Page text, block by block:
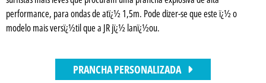
performance, para ondas de atï¿½ 1,5m. Pode dizer-se que este ï¿½ o
modelo mais versï¿½til que a JR jï¿½ lanï¿½ou.
PRANCHA PERSONALIZADA